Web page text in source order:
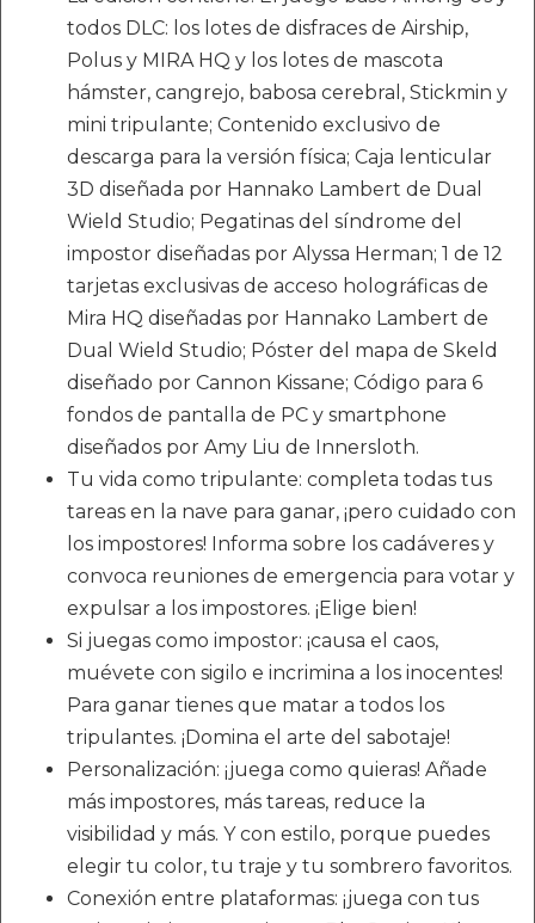
todos DLC: los lotes de disfraces de Airship,
Polus y MIRA HQ y los lotes de mascota
hámster, cangrejo, babosa cerebral, Stickmin y
mini tripulante; Contenido exclusivo de
descarga para la versión física; Caja lenticular
3D diseñada por Hannako Lambert de Dual
Wield Studio; Pegatinas del síndrome del
impostor diseñadas por Alyssa Herman; 1 de 12
tarjetas exclusivas de acceso holográficas de
Mira HQ diseñadas por Hannako Lambert de
Dual Wield Studio; Póster del mapa de Skeld
diseñado por Cannon Kissane; Código para 6
fondos de pantalla de PC y smartphone
diseñados por Amy Liu de Innersloth.
Tu vida como tripulante: completa todas tus
tareas en la nave para ganar, ¡pero cuidado con
los impostores! Informa sobre los cadáveres y
convoca reuniones de emergencia para votar y
expulsar a los impostores. ¡Elige bien!
Si juegas como impostor: ¡causa el caos,
muévete con sigilo e incrimina a los inocentes!
Para ganar tienes que matar a todos los
tripulantes. ¡Domina el arte del sabotaje!
Personalización: ¡juega como quieras! Añade
más impostores, más tareas, reduce la
visibilidad y más. Y con estilo, porque puedes
elegir tu color, tu traje y tu sombrero favoritos.
Conexión entre plataformas: ¡juega con tus